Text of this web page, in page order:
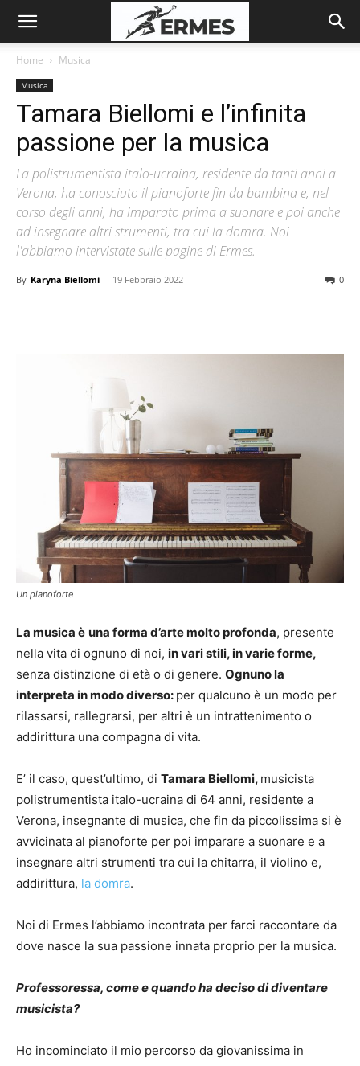
Home Musica
Musica
Tamara Biellomi e l’infinita
passione per la musica
La polistrumentista italo-ucraina, residente da tanti anni a
Verona, ha conosciuto il pianoforte fin da bambina e, nel
corso degli anni, ha imparato prima a suonare e poi anche
ad insegnare altri strumenti, tra cui la domra. Noi
l'abbiamo intervistate sulle pagine di Ermes.
By Karyna Biellomi - 19 Febbraio 2022 0
Un pianoforte
La musica è una forma d’arte molto profonda, presente
nella vita di ognuno di noi, in vari stili, in varie forme,
senza distinzione di età o di genere. Ognuno la
interpreta in modo diverso: per qualcuno è un modo per
rilassarsi, rallegrarsi, per altri è un intrattenimento o
addirittura una compagna di vita.
E’ il caso, quest’ultimo, di Tamara Biellomi, musicista
polistrumentista italo-ucraina di 64 anni, residente a
Verona, insegnante di musica, che fin da piccolissima si è
avvicinata al pianoforte per poi imparare a suonare e a
insegnare altri strumenti tra cui la chitarra, il violino e,
addirittura, la domra.
Noi di Ermes l’abbiamo incontrata per farci raccontare da
dove nasce la sua passione innata proprio per la musica.
Professoressa, come e quando ha deciso di diventare
musicista?
Ho incominciato il mio percorso da giovanissima in